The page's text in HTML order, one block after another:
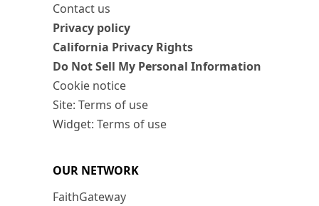
Contact us
Privacy policy
California Privacy Rights
Do Not Sell My Personal Information
Cookie notice
Site: Terms of use
Widget: Terms of use
OUR NETWORK
FaithGateway